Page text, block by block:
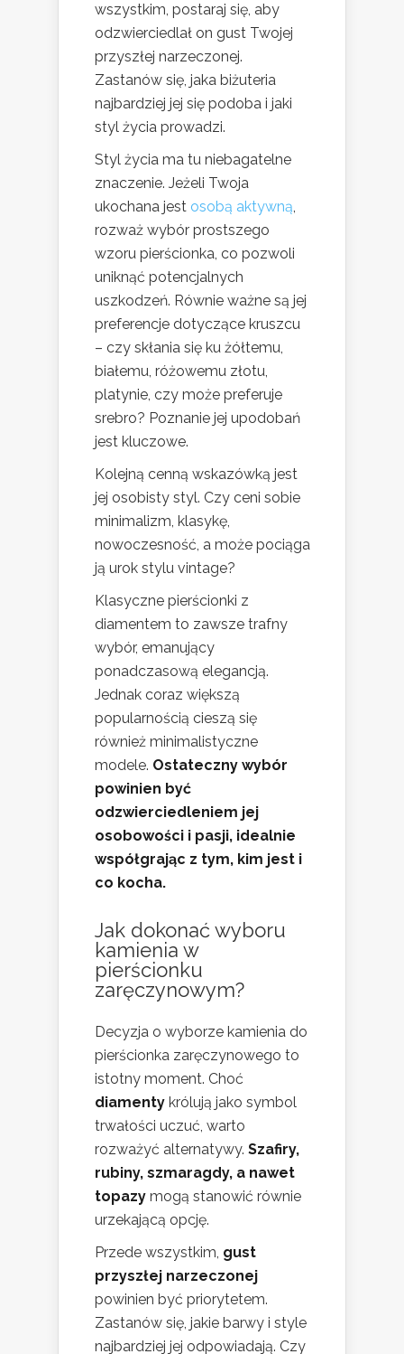
wszystkim, postaraj się, aby
odzwierciedlał on gust Twojej
przyszłej narzeczonej.
Zastanów się, jaka biżuteria
najbardziej jej się podoba i jaki
styl życia prowadzi.
Styl życia ma tu niebagatelne
znaczenie. Jeżeli Twoja
ukochana jest osobą aktywną,
rozważ wybór prostszego
wzoru pierścionka, co pozwoli
uniknąć potencjalnych
uszkodzeń. Równie ważne są jej
preferencje dotyczące kruszcu
– czy skłania się ku żółtemu,
białemu, różowemu złotu,
platynie, czy może preferuje
srebro? Poznanie jej upodobań
jest kluczowe.
Kolejną cenną wskazówką jest
jej osobisty styl. Czy ceni sobie
minimalizm, klasykę,
nowoczesność, a może pociąga
ją urok stylu vintage?
Klasyczne pierścionki z
diamentem to zawsze trafny
wybór, emanujący
ponadczasową elegancją.
Jednak coraz większą
popularnością cieszą się
również minimalistyczne
modele. Ostateczny wybór
powinien być
odzwierciedleniem jej
osobowości i pasji, idealnie
współgrając z tym, kim jest i
co kocha.
Jak dokonać wyboru
kamienia w
pierścionku
zaręczynowym?
Decyzja o wyborze kamienia do
pierścionka zaręczynowego to
istotny moment. Choć
diamenty królują jako symbol
trwałości uczuć, warto
rozważyć alternatywy. Szafiry,
rubiny, szmaragdy, a nawet
topazy mogą stanowić równie
urzekającą opcję.
Przede wszystkim, gust
przyszłej narzeczonej
powinien być priorytetem.
Zastanów się, jakie barwy i style
najbardziej jej odpowiadają. Czy